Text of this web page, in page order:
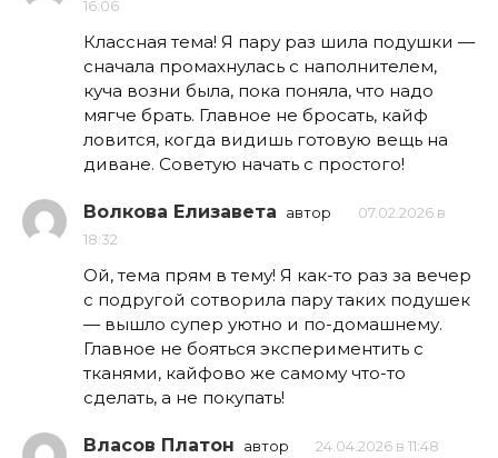
16:06
Классная тема! Я пару раз шила подушки —
сначала промахнулась с наполнителем,
куча возни была, пока поняла, что надо
мягче брать. Главное не бросать, кайф
ловится, когда видишь готовую вещь на
диване. Советую начать с простого!
Волкова Елизавета автор
07.02.2026 в
18:32
Ой, тема прям в тему! Я как-то раз за вечер
с подругой сотворила пару таких подушек
— вышло супер уютно и по-домашнему.
Главное не бояться экспериментить с
тканями, кайфово же самому что-то
сделать, а не покупать!
Власов Платон автор 24.04.2026 в 11:48